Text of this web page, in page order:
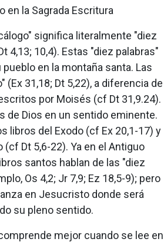
en la Sagrada Escritura
significa literalmente "diez
4,13; 10,4). Estas "diez palabras"
en la montaña santa. Las
(Ex 31,18; Dt 5,22), a diferencia de
por Moisés (cf Dt 31,9.24).
de Dios en un sentido eminente.
libros del Exodo (cf Ex 20,1-17) y
(cf Dt 5,6-22). Ya en el Antiguo
santos hablan de las "diez
Os 4,2; Jr 7,9; Ez 18,5-9); pero
en Jesucristo donde será
su pleno sentido.
mejor cuando se lee en